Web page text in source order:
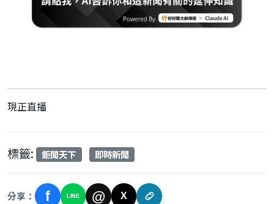
現正直播
標籤: 鉅聞天下 即時新聞
分享： f LINE @ X